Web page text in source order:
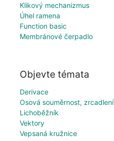
Klikový mechanizmus
Úhel ramena
Function basic
Membránové čerpadlo
Objevte témata
Derivace
Osová souměrnost, zrcadlení
Lichoběžník
Vektory
Vepsaná kružnice